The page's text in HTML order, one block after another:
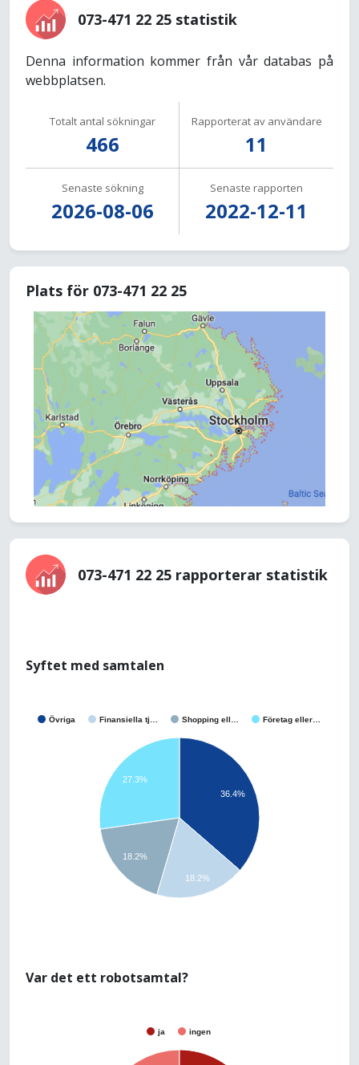
073-471 22 25 statistik
Denna information kommer från vår databas på
webbplatsen.
Totalt antal sökningar
466
Rapporterat av användare
11
Senaste sökning
2026-08-06
Senaste rapporten
2022-12-11
Plats för 073-471 22 25
073-471 22 25 rapporterar statistik
Syftet med samtalen
Övriga Finansiella tj… Shopping ell… Företag eller…
36.4%
27.3%
18.2%
18.2%
Var det ett robotsamtal?
ja ingen